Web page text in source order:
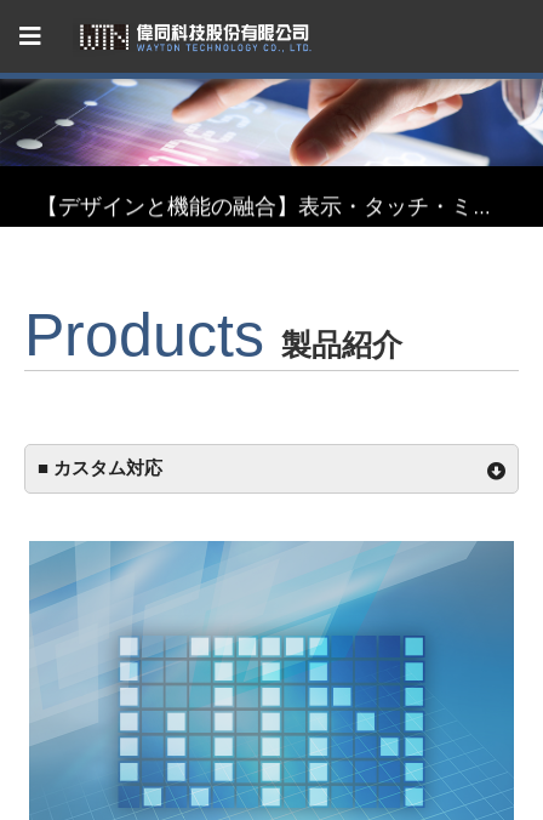
Capacitive Touch Panel developed by WAYTON
Products 製品紹介
■ カスタム対応